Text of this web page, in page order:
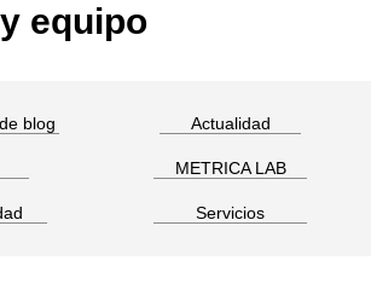
equipo
blog Actualidad
METRICA LAB
Servicios